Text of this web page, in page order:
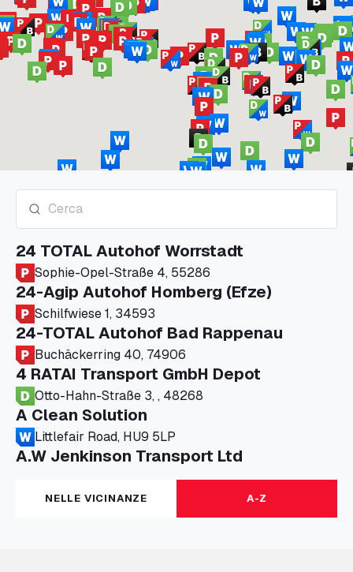
24 TOTAL Autohof Worrstadt
Sophie-Opel-Straße 4, 55286
24-Agip Autohof Homberg (Efze)
Schilfwiese 1, 34593
24-TOTAL Autohof Bad Rappenau
Buchäckerring 40, 74906
4 RATAI Transport GmbH Depot
Otto-Hahn-Straße 3, , 48268
A Clean Solution
Littlefair Road, HU9 5LP
A.W Jenkinson Transport Ltd
Progress House, ME11 5GA
A+G Nettetal - Depot Parking
Am Panneschopp 7, 41334
NELLE VICINANZE A-Z